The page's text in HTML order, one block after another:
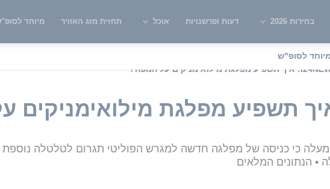
בחירות 2026 דעות ופרשנויות אוכל תחזית מזג האוויר מיוחד
מיוחד לסופ"ש
כי כניסה של מפלגה חדשה למגרש הפוליטי תגרום לטלטלה נוספת
• הנתונים המלאים